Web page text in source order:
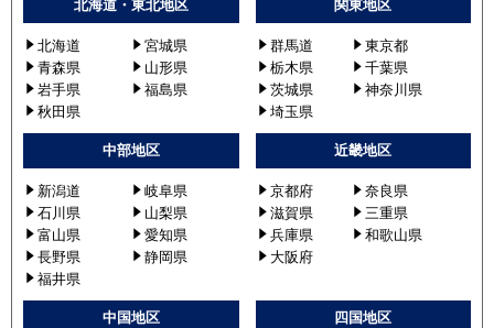
北海道・東北地区
北海道
宮城県
青森県
山形県
岩手県
福島県
秋田県
関東地区
群馬道
東京都
栃木県
千葉県
茨城県
神奈川県
埼玉県
中部地区
新潟道
岐阜県
石川県
山梨県
富山県
愛知県
長野県
静岡県
福井県
近畿地区
京都府
奈良県
滋賀県
三重県
兵庫県
和歌山県
大阪府
中国地区 四国地区